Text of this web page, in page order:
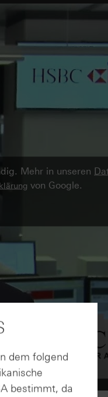
Mehr in unseren
von Google.
dem folgend
bestimmt, da